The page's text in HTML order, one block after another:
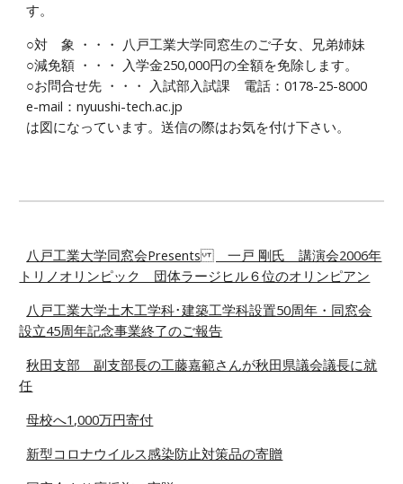
す。
○対 象 ・・・ 八戸工業大学同窓生のご子女、兄弟姉妹
○減免額 ・・・ 入学金250,000円の全額を免除します。
○お問合せ先 ・・・ 入試部入試課 電話：0178-25-8000
e-mail：nyuushi-tech.ac.jp
は図になっています。送信の際はお気を付け下さい。
八戸工業大学同窓会Presents 一戸 剛氏 講演会 2006年
トリノオリンピック 団体ラージヒル６位のオリンピアン
八戸工業大学土木工学科･建築工学科 設置50周年・同窓会
設立45周年記念事業 終了のご報告
秋田支部 副支部長の工藤嘉範さんが 秋⽥県議会議⻑に就
任
母校へ1,000万円寄付
新型コロナウイルス感染防止対策品の寄贈